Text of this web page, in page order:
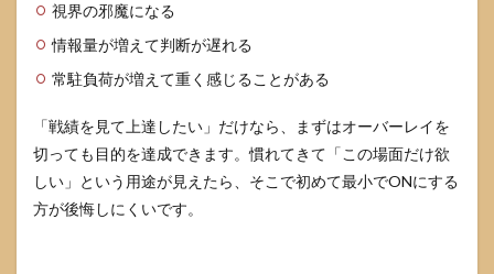
視界の邪魔になる
情報量が増えて判断が遅れる
常駐負荷が増えて重く感じることがある
「戦績を見て上達したい」だけなら、まずはオーバーレイを
切っても目的を達成できます。慣れてきて「この場面だけ欲
しい」という用途が見えたら、そこで初めて最小でONにする
方が後悔しにくいです。